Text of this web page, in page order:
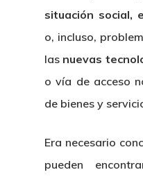
situación social,
o, incluso,
las nuevas
o vía de acceso
de bienes y
Era necesario
pueden